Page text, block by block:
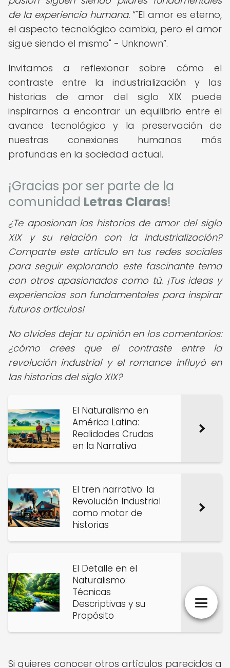
de la experiencia humana. "El amor es eterno,
el aspecto tecnológico cambia, pero el amor
sigue siendo el mismo" - Unknown .
Invitamos a reflexionar sobre cómo el
contraste entre la industrialización y las
historias de amor del siglo XIX puede
inspirarnos a encontrar un equilibrio entre el
avance tecnológico y la preservación de
nuestras conexiones humanas más
profundas en la sociedad actual.
¡Gracias por ser parte de la
comunidad Letras Claras!
¿Te apasionan las historias de amor del siglo
XIX y su relación con la industrialización?
Comparte este artículo en tus redes sociales
para seguir explorando este fascinante tema
con otros apasionados como tú. ¡Tus ideas y
experiencias son fundamentales para inspirar
futuros artículos!
No olvides dejar tu opinión en los comentarios:
¿cómo crees que el contraste entre la
revolución industrial y el romance influyó en
las historias del siglo XIX?
El Naturalismo en
América Latina:
Realidades Crudas
en la Narrativa
El tren narrativo: la
Revolución Industrial
como motor de
historias
El Detalle en el
Naturalismo:
Técnicas
Descriptivas y su
Propósito
Si quieres conocer otros artículos parecidos a